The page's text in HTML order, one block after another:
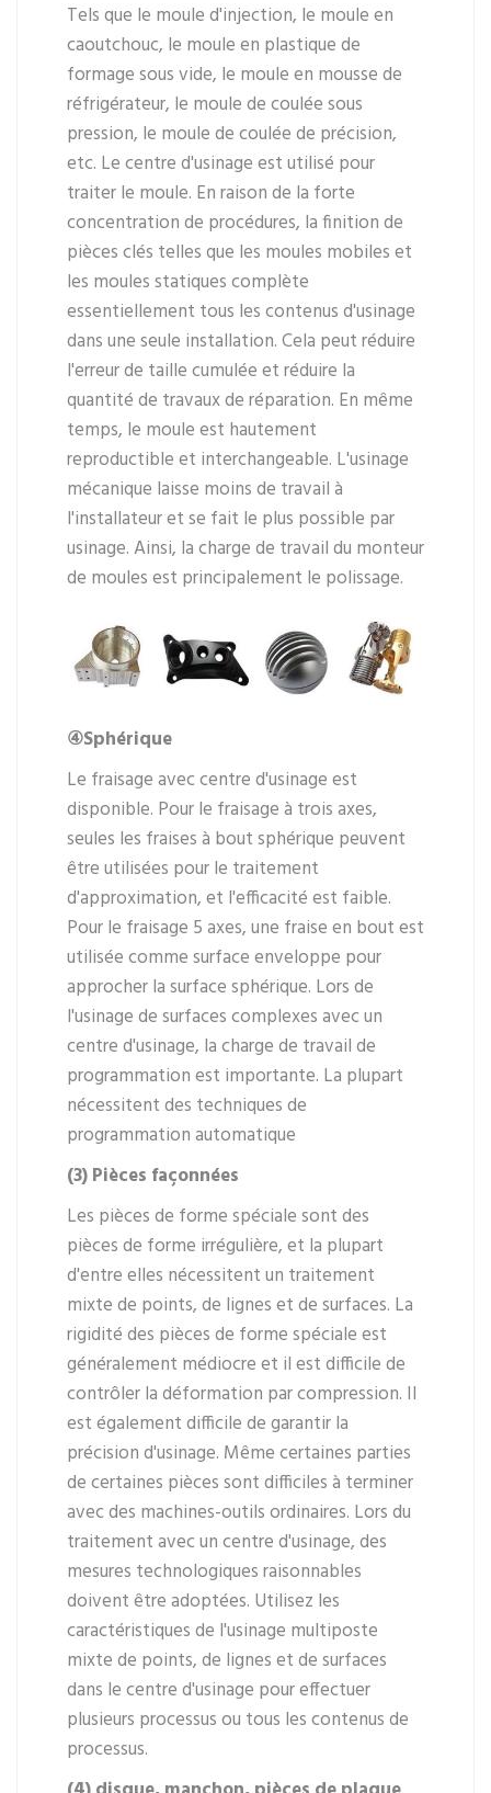
Tels que le moule d'injection, le moule en
caoutchouc, le moule en plastique de
formage sous vide, le moule en mousse de
réfrigérateur, le moule de coulée sous
pression, le moule de coulée de précision,
etc. Le centre d'usinage est utilisé pour
traiter le moule. En raison de la forte
concentration de procédures, la finition de
pièces clés telles que les moules mobiles et
les moules statiques complète
essentiellement tous les contenus d'usinage
dans une seule installation. Cela peut réduire
l'erreur de taille cumulée et réduire la
quantité de travaux de réparation. En même
temps, le moule est hautement
reproductible et interchangeable. L'usinage
mécanique laisse moins de travail à
l'installateur et se fait le plus possible par
usinage. Ainsi, la charge de travail du monteur
de moules est principalement le polissage.
④Sphérique
Le fraisage avec centre d'usinage est
disponible. Pour le fraisage à trois axes,
seules les fraises à bout sphérique peuvent
être utilisées pour le traitement
d'approximation, et l'efficacité est faible.
Pour le fraisage 5 axes, une fraise en bout est
utilisée comme surface enveloppe pour
approcher la surface sphérique. Lors de
l'usinage de surfaces complexes avec un
centre d'usinage, la charge de travail de
programmation est importante. La plupart
nécessitent des techniques de
programmation automatique
(3) Pièces façonnées
Les pièces de forme spéciale sont des
pièces de forme irrégulière, et la plupart
d'entre elles nécessitent un traitement
mixte de points, de lignes et de surfaces. La
rigidité des pièces de forme spéciale est
généralement médiocre et il est difficile de
contrôler la déformation par compression. Il
est également difficile de garantir la
précision d'usinage. Même certaines parties
de certaines pièces sont difficiles à terminer
avec des machines-outils ordinaires. Lors du
traitement avec un centre d'usinage, des
mesures technologiques raisonnables
doivent être adoptées. Utilisez les
caractéristiques de l'usinage multiposte
mixte de points, de lignes et de surfaces
dans le centre d'usinage pour effectuer
plusieurs processus ou tous les contenus de
processus.